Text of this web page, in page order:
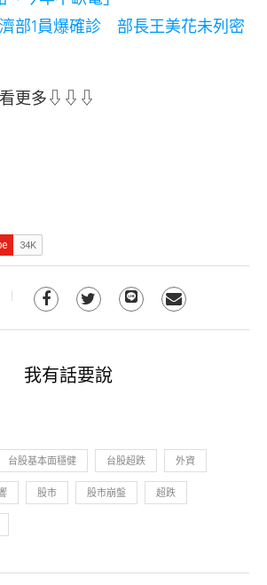
部1員爆確診 部長王美花未列密
更多⇩⇩⇩
我有話要說
台股基本面穩健 台股超跌 外資
股市 股市崩盤 超跌